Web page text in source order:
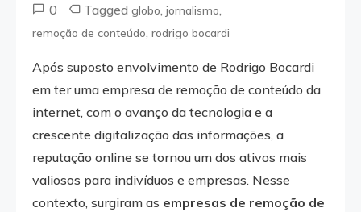
0 Tagged globo, jornalismo,
remoção de conteúdo, rodrigo bocardi
Após suposto envolvimento de Rodrigo Bocardi
em ter uma empresa de remoção de conteúdo da
internet, com o avanço da tecnologia e a
crescente digitalização das informações, a
reputação online se tornou um dos ativos mais
valiosos para indivíduos e empresas. Nesse
contexto, surgiram as empresas de remoção de